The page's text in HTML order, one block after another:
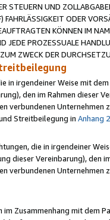
STEUERN UND
FAHRLÄSSIGKEIT ODER
KÖNNEN IM
JEDE PROZESSUALE
ZWECK DER
in irgendeiner Weise mit
den im Rahmen dieser
verbundenen
Streitbeilegung in Anhang 2
die in irgendeiner
dieser Vereinbarung), den
verbundenen
Zusammenhang mit dem